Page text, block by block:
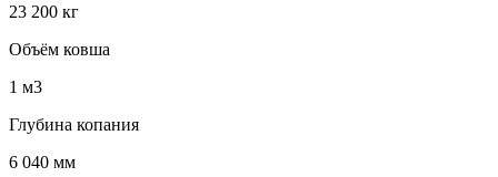
23 200 кг
Объём ковша
1 м3
Глубина копания
6 040 мм